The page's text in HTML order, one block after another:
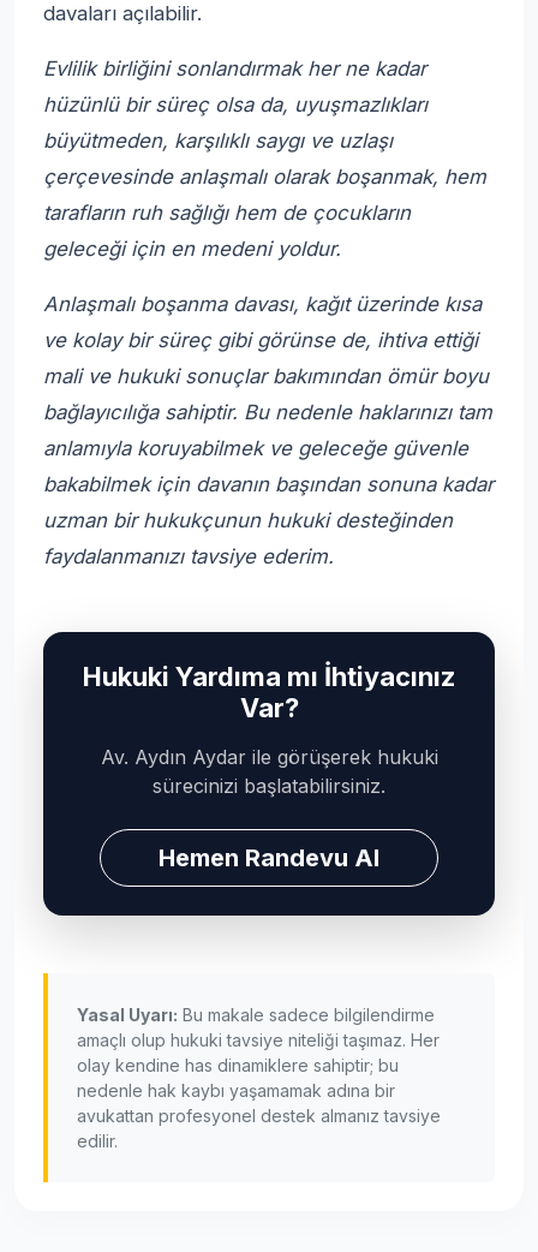
davaları açılabilir.
Evlilik birliğini sonlandırmak her ne kadar
hüzünlü bir süreç olsa da, uyuşmazlıkları
büyütmeden, karşılıklı saygı ve uzlaşı
çerçevesinde anlaşmalı olarak boşanmak, hem
tarafların ruh sağlığı hem de çocukların
geleceği için en medeni yoldur.
Anlaşmalı boşanma davası, kağıt üzerinde kısa
ve kolay bir süreç gibi görünse de, ihtiva ettiği
mali ve hukuki sonuçlar bakımından ömür boyu
bağlayıcılığa sahiptir. Bu nedenle haklarınızı tam
anlamıyla koruyabilmek ve geleceğe güvenle
bakabilmek için davanın başından sonuna kadar
uzman bir hukukçunun hukuki desteğinden
faydalanmanızı tavsiye ederim.
Hukuki Yardıma mı İhtiyacınız
Var?
Av. Aydın Aydar ile görüşerek hukuki
sürecinizi başlatabilirsiniz.
Hemen Randevu Al
Yasal Uyarı: Bu makale sadece bilgilendirme
amaçlı olup hukuki tavsiye niteliği taşımaz. Her
olay kendine has dinamiklere sahiptir; bu
nedenle hak kaybı yaşamamak adına bir
avukattan profesyonel destek almanız tavsiye
edilir.